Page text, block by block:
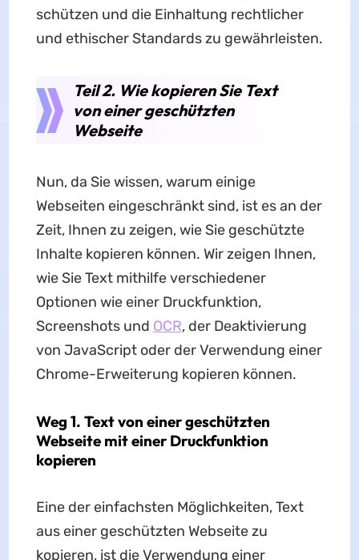
schützen und die Einhaltung rechtlicher
und ethischer Standards zu gewährleisten.
Teil 2. Wie kopieren Sie Text
von einer geschützten
Webseite
Nun, da Sie wissen, warum einige
Webseiten eingeschränkt sind, ist es an der
Zeit, Ihnen zu zeigen, wie Sie geschützte
Inhalte kopieren können. Wir zeigen Ihnen,
wie Sie Text mithilfe verschiedener
Optionen wie einer Druckfunktion,
Screenshots und OCR, der Deaktivierung
von JavaScript oder der Verwendung einer
Chrome-Erweiterung kopieren können.
Weg 1. Text von einer geschützten
Webseite mit einer Druckfunktion
kopieren
Eine der einfachsten Möglichkeiten, Text
aus einer geschützten Webseite zu
kopieren, ist die Verwendung einer